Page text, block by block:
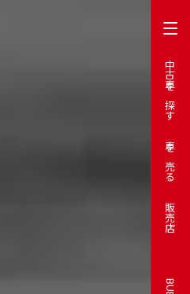
中古車を探す
車を売る
販売店